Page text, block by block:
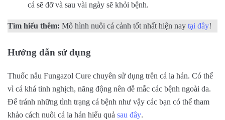
cá sẽ đỡ và sau vài ngày sẽ khỏi bệnh.
Tìm hiểu thêm: Mô hình nuôi cá cảnh tốt nhất hiện nay tại đây!
Hướng dẫn sử dụng
Thuốc nâu Fungazol Cure chuyên sử dụng trên cá la hán. Có thể
vì cá khá tinh nghịch, năng động nên dễ mắc các bệnh ngoài da.
Để tránh những tình trạng cá bệnh như vậy các bạn có thể tham
khảo cách nuôi cá la hán hiểu quả sau đây.